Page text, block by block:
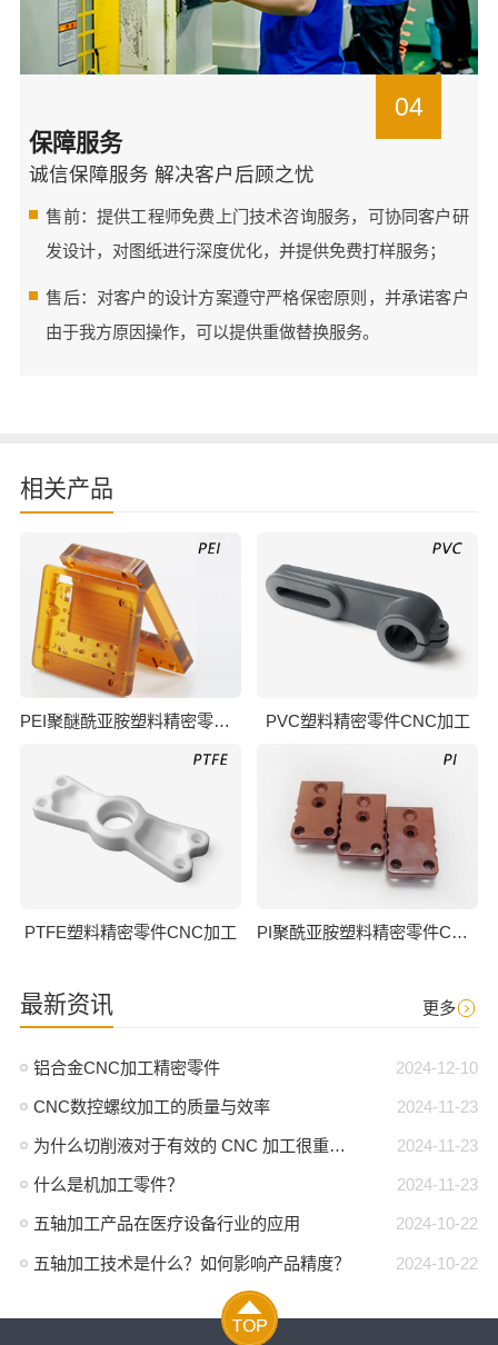
04
保障服务
诚信保障服务 解决客户后顾之忧
售前：提供工程师免费上门技术咨询服务，可协同客户研
发设计，对图纸进行深度优化，并提供免费打样服务；
售后：对客户的设计方案遵守严格保密原则，并承诺客户
由于我方原因操作，可以提供重做替换服务。
相关产品
PEI聚醚酰亚胺塑料精密零件CNC加工 PVC塑料精密零件CNC加工
PTFE塑料精密零件CNC加工 PI聚酰亚胺塑料精密零件CNC加工
最新资讯 更多
2024-12-10
铝合金CNC加工精密零件
2024-11-23
CNC数控螺纹加工的质量与效率
2024-11-23
为什么切削液对于有效的 CNC 加工很重要？
2024-11-23
什么是机加工零件？
2024-10-22
五轴加工产品在医疗设备行业的应用
2024-10-22
五轴加工技术是什么？如何影响产品精度？